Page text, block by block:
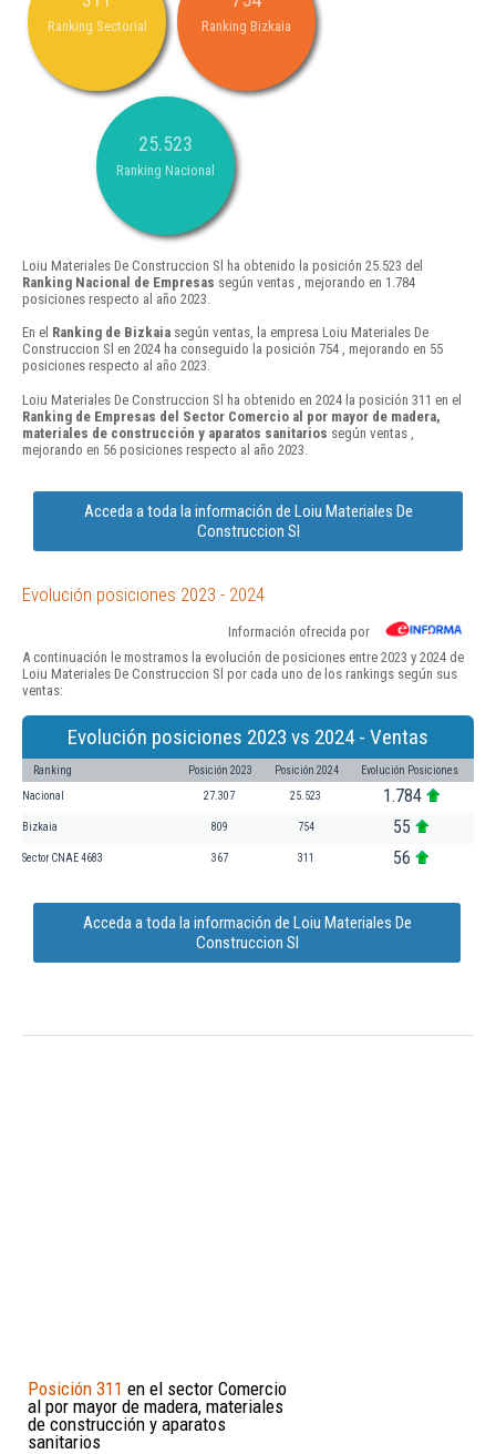
Ranking Sectorial Ranking Bizkaia
25.523
Ranking Nacional
Loiu Materiales De Construccion Sl ha obtenido la posición 25.523 del
Ranking Nacional de Empresas según ventas , mejorando en 1.784
posiciones respecto al año 2023.
En el Ranking de Bizkaia según ventas, la empresa Loiu Materiales De
Construccion Sl en 2024 ha conseguido la posición 754 , mejorando en 55
posiciones respecto al año 2023.
Loiu Materiales De Construccion Sl ha obtenido en 2024 la posición 311 en el
Ranking de Empresas del Sector Comercio al por mayor de madera,
materiales de construcción y aparatos sanitarios según ventas ,
mejorando en 56 posiciones respecto al año 2023.
Acceda a toda la información de Loiu Materiales De
Construccion Sl
Evolución posiciones 2023 - 2024
Información ofrecida por
A continuación le mostramos la evolución de posiciones entre 2023 y 2024 de
Loiu Materiales De Construccion Sl por cada uno de los rankings según sus
ventas:
Evolución posiciones 2023 vs 2024 - Ventas
Ranking Posición 2023 Posición 2024 Evolución Posiciones
Nacional 27.307 25.523 1.784
Bizkaia 809 754 55
Sector CNAE 4683 367 311 56
Acceda a toda la información de Loiu Materiales De
Construccion Sl
Posición 311 en el sector Comercio
al por mayor de madera, materiales
de construcción y aparatos
sanitarios